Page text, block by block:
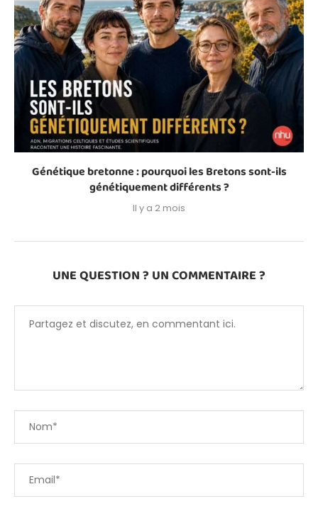
Génétique bretonne : pourquoi les Bretons sont-ils
génétiquement différents ?
Il y a 2 mois
UNE QUESTION ? UN COMMENTAIRE ?